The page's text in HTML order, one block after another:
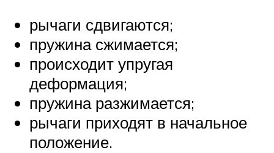
рычаги сдвигаются;
пружина сжимается;
происходит упругая
деформация;
пружина разжимается;
рычаги приходят в начальное
положение.